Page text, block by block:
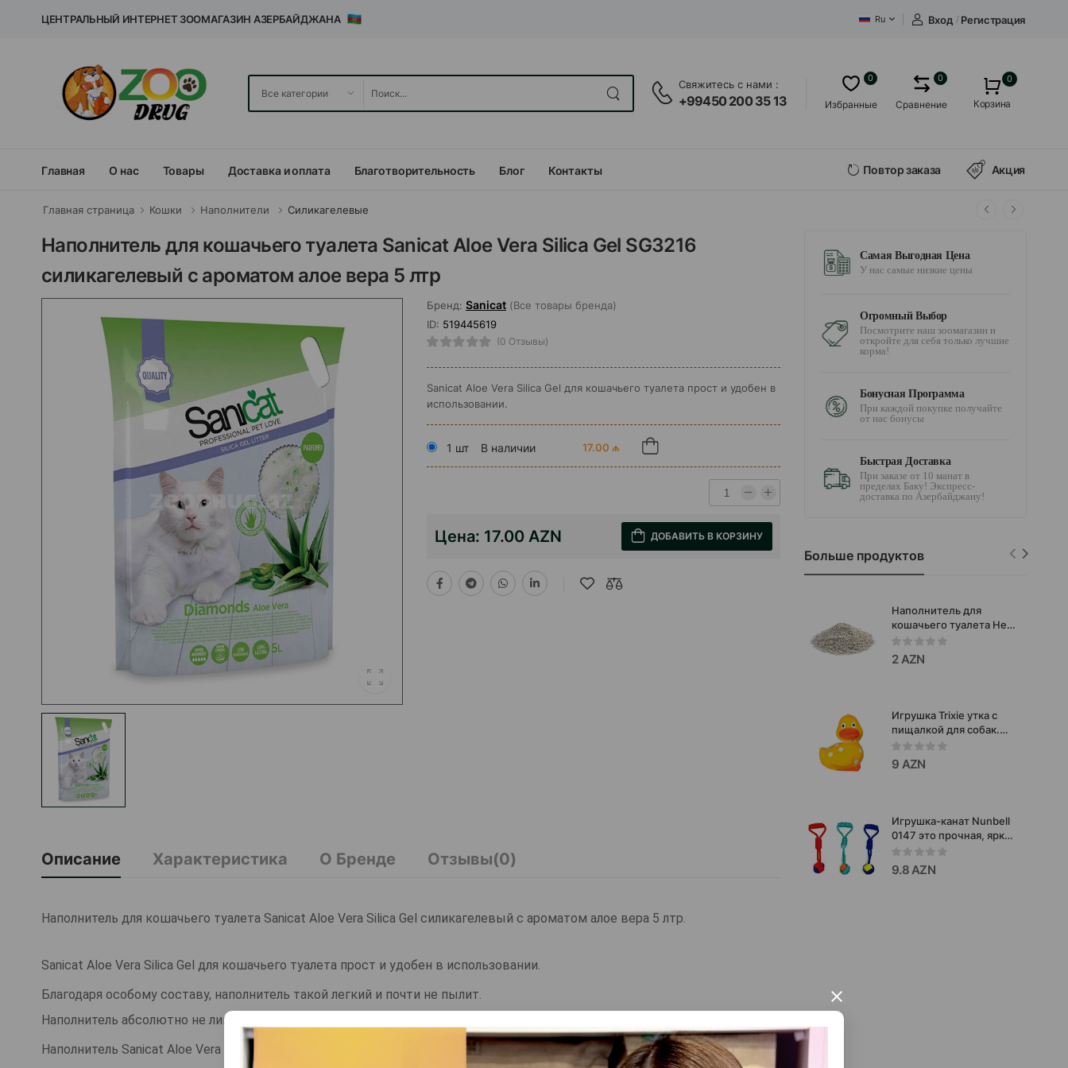
×
ЦЕНТРАЛЬНЫЙ ИНТЕРНЕТ ЗООМАГАЗИН АЗЕРБАЙДЖАНА Ru Вход / Регистрация
Свяжитесь с нами :
+99450 200 35 13 Избранные
0
Сравнение
0 0
Корзина
Главная О нас Товары Доставка и оплата Благотворительность Блог Контакты Повтор заказа Акция
Главная страница Кошки Наполнители Силикагелевые
Наполнитель для кошачьего туалета Sanicat Aloe Vera Silica Gel SG3216
силикагелевый с ароматом алое вера 5 лтр
Бренд: Sanicat (Все товары бренда)
ID: 519445619
(0 Отзывы)
Sanicat Aloe Vera Silica Gel для кошачьего туалета прост и удобен в
использовании.
1 шт В наличии 17.00 ₼
Цена: 17.00 AZN ДОБАВИТЬ В КОРЗИНУ
Описание Характеристика О Бренде Отзывы(0)
Наполнитель для кошачьего туалета Sanicat Aloe Vera Silica Gel силикагелевый с ароматом алое вера 5 лтр.
Sanicat Aloe Vera Silica Gel для кошачьего туалета прост и удобен в использовании.
Благодаря особому составу, наполнитель такой легкий и почти не пылит.
Наполнитель абсолютно не липнет к нежным кошачьим лапкам, а Ваш дом всегда остается чистым и гигиеничным.
Наполнитель Sanicat Aloe Vera Silica Gel отличается высокой абсорбцией и надежно устраняет неприятные запахи. Запахи
Самая Выгодная Цена
У нас самые низкие цены
Огромный Выбор
Посмотрите наш зоомагазин и
откройте для себя только лучшие
корма!
Бонусная Программа
При каждой покупке получайте
от нас бонусы
Быстрая Доставка
При заказе от 10 манат в
пределах Баку! Экспресс-
доставка по Азербайджану!
Больше продуктов
Наполнитель для
кошачьего туалета Hero
Cat бентонитовый,
комкующийся с
запахом лаванды.
2 AZN
Игрушка Trixie утка с
пищалкой для собак.
Цвет: Желтый. Размер:
9 см.
9 AZN
Игрушка-канат Nunbell
0147 это прочная, яркая
и безопасная игрушка
для собак
9.8 AZN